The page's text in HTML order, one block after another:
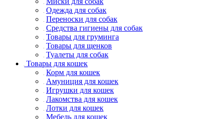
Одежда для собак
Переноски для собак
Средства гигиены для собак
Товары для груминга
Товары для щенков
Туалеты для собак
Товары для кошек
Корм для кошек
Амуниция для кошек
Игрушки для кошек
Лакомства для кошек
Лотки для кошек
Мебель для кошек